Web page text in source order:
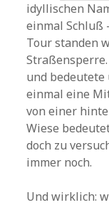
idyllischen
einmal Schluß
Tour standen
und
einmal eine
von einer
Wiese
doch zu
immer noch.
Und wirklich: